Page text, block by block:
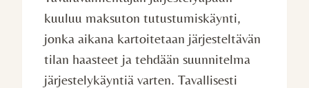
kuuluu maksuton tutustumiskäynti,
jonka aikana kartoitetaan järjesteltävän
tilan haasteet ja tehdään suunnitelma
järjestelykäyntiä varten. Tavallisesti